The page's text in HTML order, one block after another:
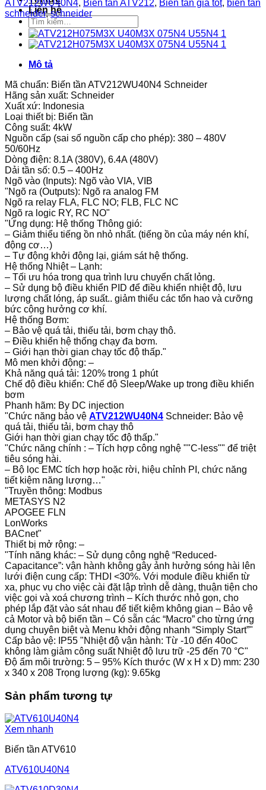
Liên hệ
Tìm
kiếm:
ATV212WU40N4, Biến tần ATV212, Biến tần giá tốt, biến tần
schneider,schneider
Mô tả
Mã chuẩn: Biến tần ATV212WU40N4 Schneider
Hãng sản xuất: Schneider
Xuất xứ: Indonesia
Loại thiết bị: Biến tần
Công suất: 4kW
Nguồn cấp (sai số nguồn cấp cho phép): 380 – 480V
50/60Hz
Dòng điện: 8.1A (380V), 6.4A (480V)
Dải tần số: 0.5 – 400Hz
Ngõ vào (Inputs): Ngõ vào VIA, VIB
"Ngõ ra (Outputs): Ngõ ra analog FM
Ngõ ra relay FLA, FLC NO; FLB, FLC NC
Ngõ ra logic RY, RC NO"
"Ứng dụng: Hệ thống Thông gió:
– Giảm thiểu tiếng ồn nhỏ nhất. (tiếng ồn của máy nén khí,
động cơ…)
– Tự động khởi động lại, giám sát hệ thống.
Hệ thống Nhiệt – Lạnh:
– Tối ưu hóa trong qua trình lưu chuyển chất lỏng.
– Sử dụng bộ điều khiển PID để điều khiển nhiệt độ, lưu
lượng chất lóng, áp suất.. giảm thiểu các tổn hao và cưỡng
bức cộng hưởng cơ khí.
Hệ thống Bơm:
– Bảo vệ quá tải, thiếu tải, bơm chạy thô.
– Điều khiển hệ thống chạy đa bơm.
– Giới hạn thời gian chạy tốc độ thấp."
Mô men khởi động: –
Khả năng quá tải: 120% trong 1 phút
Chế độ điều khiển: Chế độ Sleep/Wake up trong điều khiển
bơm
Phanh hãm: By DC injection
"Chức năng bảo vệ ATV212WU40N4 Schneider: Bảo vệ
quá tải, thiếu tải, bơm chạy thô
Giới hạn thời gian chạy tốc độ thấp."
"Chức năng chính : – Tích hợp công nghệ ""C-less"" để triệt
tiêu sóng hài.
– Bộ lọc EMC tích hợp hoặc rời, hiệu chỉnh PI, chức năng
tiết kiệm năng lượng…"
"Truyền thông: Modbus
METASYS N2
APOGEE FLN
LonWorks
BACnet"
Thiết bị mở rộng: –
"Tính năng khác: – Sử dụng công nghệ “Reduced-
Capacitance”: vận hành không gây ảnh hưởng sóng hài lên
lưới điện cung cấp: THDI <30%. Với module điều khiển từ
xa, phục vụ cho việc cài đặt lập trình dễ dàng, thuận tiện cho
việc gọi và xoá chương trình – Kích thước nhỏ gọn, cho
phép lắp đặt vào sát nhau để tiết kiệm không gian – Bảo vệ
cả Motor và bộ biến tần – Có sẵn các “Macro” cho từng ứng
dụng chuyên biệt và Menu khởi động nhanh “Simply Start”"
Cấp bảo vệ: IP55 "Nhiệt độ vận hành: Từ -10 đến 40oC
không làm giảm công suất Nhiệt độ lưu trữ -25 đến 70 °C"
Độ ẩm môi trường: 5 – 95% Kích thước (W x H x D) mm: 230
x 340 x 208 Trọng lượng (kg): 9.65kg
Sản phẩm tương tự
Xem nhanh
Biến tần ATV610
ATV610U40N4